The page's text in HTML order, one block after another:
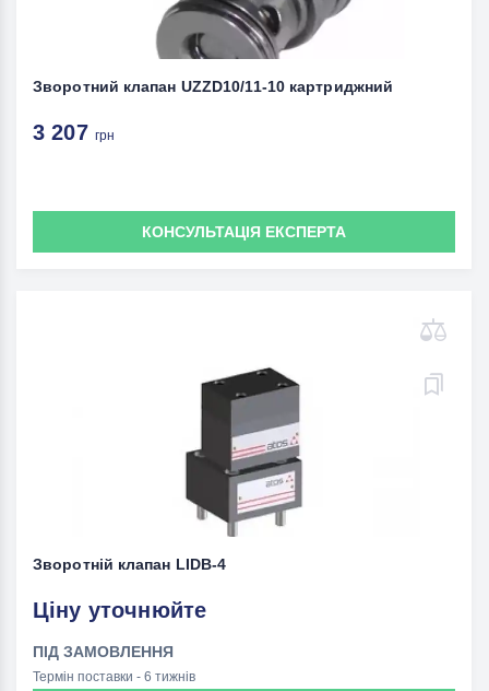
Зворотний клапан UZZD10/11-10 картриджний
3 207 грн
КОНСУЛЬТАЦІЯ ЕКСПЕРТА
Зворотній клапан LIDВ-4
Ціну уточнюйте
ПІД ЗАМОВЛЕННЯ
Термін поставки - 6 тижнів